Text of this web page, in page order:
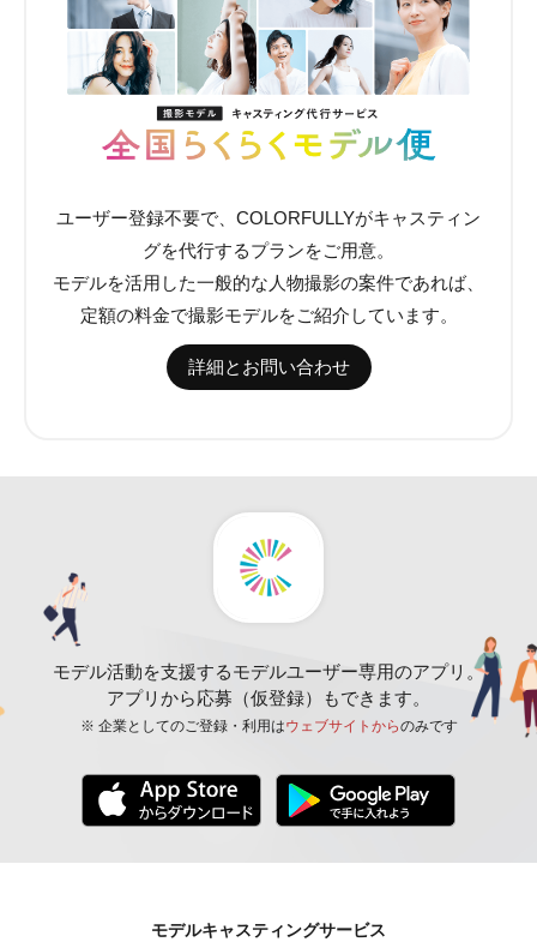
ユーザー登録不要で、COLORFULLYがキャスティン
グを代行するプランをご用意。
モデルを活用した一般的な人物撮影の案件であれば、
定額の料金で撮影モデルをご紹介しています。
詳細とお問い合わせ
モデル活動を支援するモデルユーザー専用のアプリ。
アプリから応募（仮登録）もできます。
※ 企業としてのご登録・利用はウェブサイトからのみです
モデルキャスティングサービス